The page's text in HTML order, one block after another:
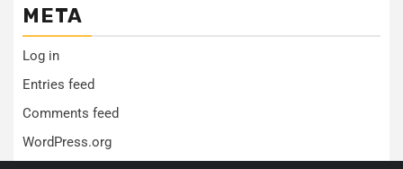
META
Log in
Entries feed
Comments feed
WordPress.org